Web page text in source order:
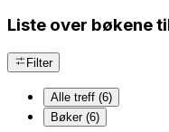
Liste over bøkene
Filter
Alle treff (6)
Bøker (6)